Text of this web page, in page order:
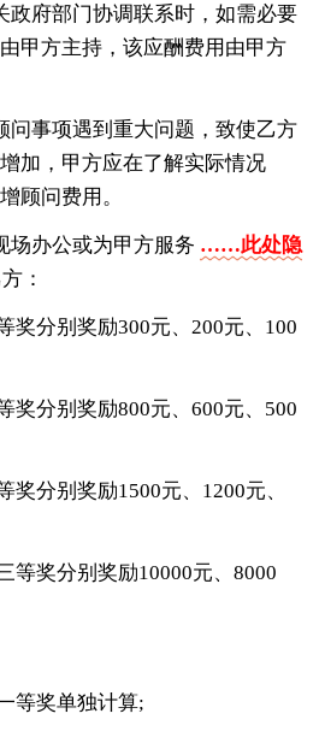
政府部门协调联系时，如需必要
甲方主持，该应酬费用由甲方
问事项遇到重大问题，致使乙方
加，甲方应在了解实际情况
顾问费用。
场办公或为甲方服务 ……此处隐
：
奖分别奖励300元、200元、100
奖分别奖励800元、600元、500
奖分别奖励1500元、1200元、
等奖分别奖励10000元、8000
等奖单独计算;